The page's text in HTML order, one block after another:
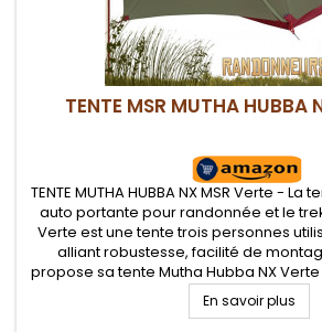
TENTE MSR MUTHA HUBBA
TENTE MUTHA HUBBA NX MSR Verte - La
auto portante pour randonnée et le trek,
Verte est une tente trois personnes
alliant robustesse, facilité de
propose sa tente Mutha Hubba NX
légère format tente dôme avec
habitacle très...
En savoir plus